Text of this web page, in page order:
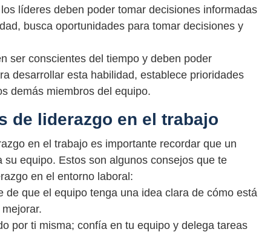
los líderes deben poder tomar decisiones informadas
busca oportunidades para tomar decisiones y
ser conscientes del tiempo y deben poder
desarrollar esta habilidad, establece prioridades
demás miembros del equipo.
de liderazgo en el trabajo
en el trabajo es importante recordar que un
equipo. Estos son algunos consejos que te
en el entorno laboral:
de que el equipo tenga una idea clara de cómo está
por ti misma; confía en tu equipo y delega tareas